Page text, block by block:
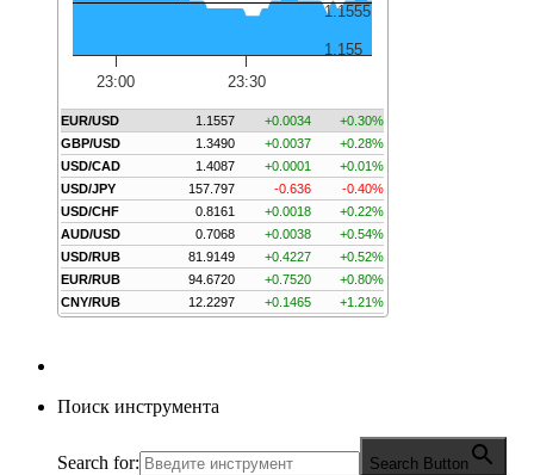
23:00 23:30
1.155
1.1555
EUR/USD 1.1557 +0.0034
+0.30%
GBP/USD
1.3490 +0.0037
+0.28%
USD/CAD
1.4087 +0.0001
+0.01%
USD/JPY
157.797 -0.636
-0.40%
USD/CHF
0.8161 +0.0018
+0.22%
AUD/USD
0.7068 +0.0038
+0.54%
USD/RUB
81.9149 +0.4227
+0.52%
EUR/RUB
94.6720 +0.7520
+0.80%
CNY/RUB
12.2297 +0.1465 +1.21%
Поиск инструмента
Search for: Search Button